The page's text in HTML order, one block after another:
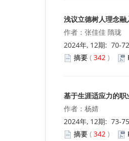
浅议立德树人理念
作者：张佳佳 隋珑
2024年, 12期: 70-
摘要 ( 342 )
基于生涯适应力的
作者：杨婧
2024年, 12期: 73-
摘要 ( 342 )